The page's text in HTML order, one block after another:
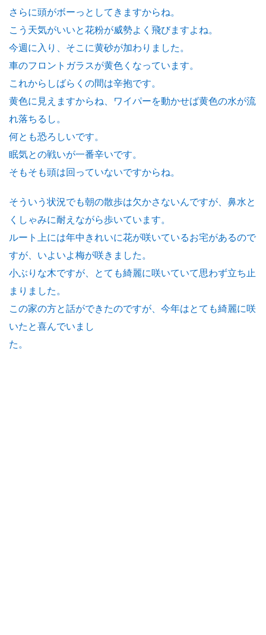
さらに頭がボーっとしてきますからね。
こう天気がいいと花粉が威勢よく飛びますよね。
今週に入り、そこに黄砂が加わりました。
車のフロントガラスが黄色くなっています。
これからしばらくの間は辛抱です。
黄色に見えますからね、ワイパーを動かせば黄色の水が流
れ落ちるし。
何とも恐ろしいです。
眠気との戦いが一番辛いです。
そもそも頭は回っていないですからね。
そういう状況でも朝の散歩は欠かさないんですが、鼻水と
くしゃみに耐えながら歩いています。
ルート上には年中きれいに花が咲いているお宅があるので
すが、いよいよ梅が咲きました。
小ぶりな木ですが、とても綺麗に咲いていて思わず立ち止
まりました。
この家の方と話ができたのですが、今年はとても綺麗に咲
いたと喜んでいまし
た。